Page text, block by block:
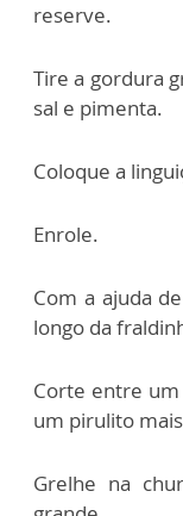
reserve.
Tire a gordura
sal e pimenta.
Coloque a
Enrole.
Com a ajuda
longo da
Corte entre
um pirulito
Grelhe na